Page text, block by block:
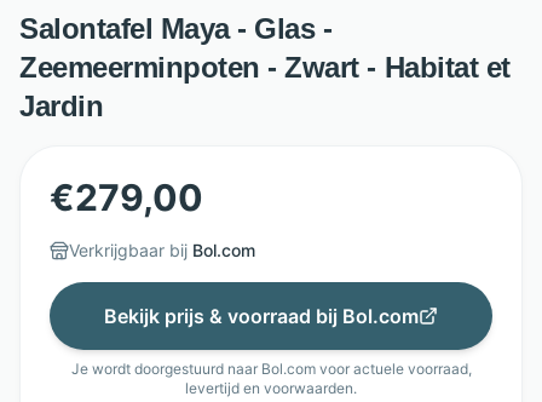
Salontafel Maya - Glas -
Zeemeerminpoten - Zwart - Habitat et
Jardin
€279,00
Verkrijgbaar bij Bol.com
Bekijk prijs & voorraad bij Bol.com
Je wordt doorgestuurd naar Bol.comvoor actuele voorraad,
levertijd en voorwaarden.